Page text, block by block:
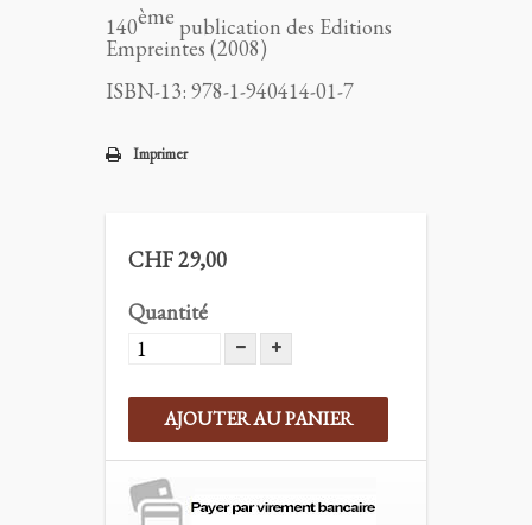
140ème publication des Editions
Empreintes (2008)
ISBN-13: 978-1-940414-01-7
Imprimer
CHF 29,00
Quantité
AJOUTER AU PANIER